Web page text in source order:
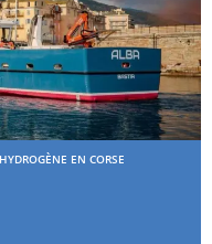
EN CORSE